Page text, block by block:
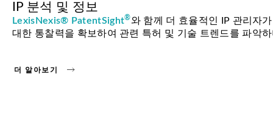
IP 분석 및 정보
LexisNexis® PatentSight®와 함께 더 효율적인 IP 관리자
대한 통찰력을 확보하여 관련 특허 및 기술 트렌드를 파악
더 알아보기